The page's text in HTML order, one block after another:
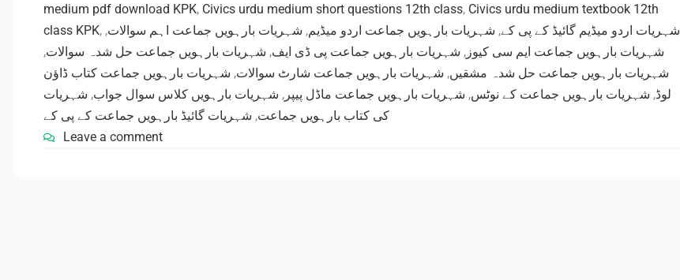
medium pdf download KPK, Civics urdu medium short questions 12th class, Civics urdu medium textbook 12th
class KPK, شہریات اردو میڈیم گائیڈ کے پی کے, شہریات بارہویں جماعت اردو میڈیم, شہریات بارہویں جماعت اہم سوالات,
شہریات بارہویں جماعت ایم سی کیوز , شہریات بارہویں جماعت پی ڈی ایف, شہریات بارہویں جماعت حل شدہ سوالات,
شہریات بارہویں جماعت حل شدہ مشقیں, شہریات بارہویں جماعت شارٹ سوالات, شہریات بارہویں جماعت کتاب ڈاؤن
لوڈ, شہریات بارہویں جماعت کے نوٹس, شہریات بارہویں جماعت ماڈل پیپر , شہریات بارہویں کلاس سوال جواب, شہریات
کی کتاب بارہویں جماعت, شہریات گائیڈ بارہویں جماعت کے پی کے
Leave a comment